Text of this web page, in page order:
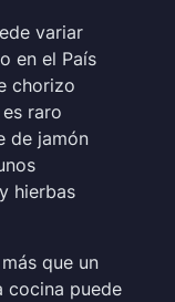
variar
en el País
chorizo
raro
de jamón
hierbas
que un
cocina puede